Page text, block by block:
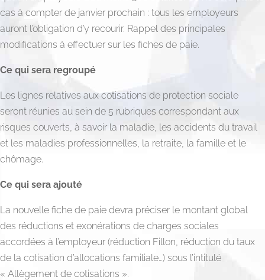
cas à compter de janvier prochain : tous les employeurs
auront l’obligation d’y recourir. Rappel des principales
modifications à effectuer sur les fiches de paie.
Ce qui sera regroupé
Les lignes relatives aux cotisations de protection sociale
seront réunies au sein de 5 rubriques correspondant aux
risques couverts, à savoir la maladie, les accidents du travail
et les maladies professionnelles, la retraite, la famille et le
chômage.
Ce qui sera ajouté
La nouvelle fiche de paie devra préciser le montant global
des réductions et exonérations de charges sociales
accordées à l’employeur (réduction Fillon, réduction du taux
de la cotisation d’allocations familiale…) sous l’intitulé
« Allègement de cotisations ».